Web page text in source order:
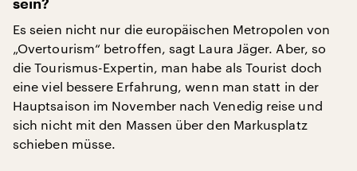
sein?
Es seien nicht nur die europäischen Metropolen von
„Overtourism“ betroffen, sagt Laura Jäger. Aber, so
die Tourismus-Expertin, man habe als Tourist doch
eine viel bessere Erfahrung, wenn man statt in der
Hauptsaison im November nach Venedig reise und
sich nicht mit den Massen über den Markusplatz
schieben müsse.